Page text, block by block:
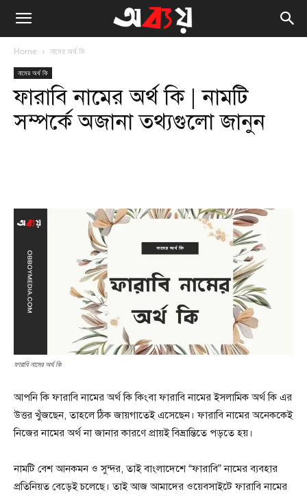
Home নামের অর্থ কি
নামের অর্থ কি
ফারাবি নামের অর্থ কি | নামটি
সম্পর্কে অজানা তথ্যগুলো জানুন
ফারাবি নামের অর্থ কি
আপনি কি ফারাবি নামের অর্থ কি কিংবা ফারাবি নামের ইসলামিক অর্থ কি এর
উত্তর খুঁজছেন, তাহলে ঠিক জায়গাতেই এসেছেন। ফারাবি নামের অনেককেই
নিজের নামের অর্থ না জানার কারণে প্রায়ই বিভ্রান্তিতে পড়তে হয়।
নামটি বেশ আনকমন ও সুন্দর, তাই বাংলাদেশে “ফারাবি” নামের ব্যবহার
প্রতিনিয়ত বেড়েই চলেছে। তাই আজ আমাদের ওয়েবসাইটে ফারাবি নামের